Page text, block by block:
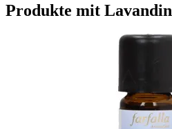
Produkte mit Lavandin